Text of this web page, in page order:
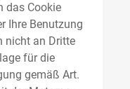
das Cookie
Ihre Benutzung
nicht an Dritte
für die
gemäß Art.